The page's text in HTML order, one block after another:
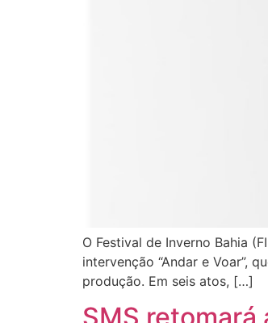
O Festival de Inverno Bahia
intervenção “Andar e Voar”,
produção. Em seis atos, […]